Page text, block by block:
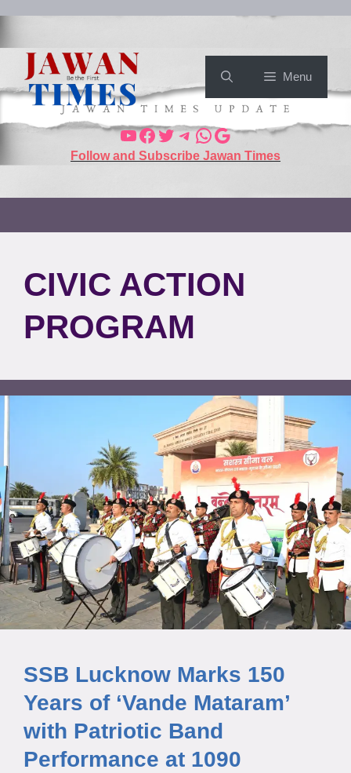
Menu
Follow and Subscribe Jawan Times
CIVIC ACTION
PROGRAM
SSB Lucknow Marks 150
Years of ‘Vande Mataram’
with Patriotic Band
Performance at 1090